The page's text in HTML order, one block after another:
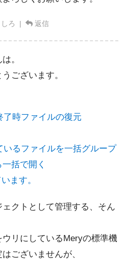
しろ | 返信
。
ございます。
時ファイルの復元
るファイルを一括グループ
括で開く
ます。
クトとして管理する、そん
リにしているMeryの標準機
ございませんが、